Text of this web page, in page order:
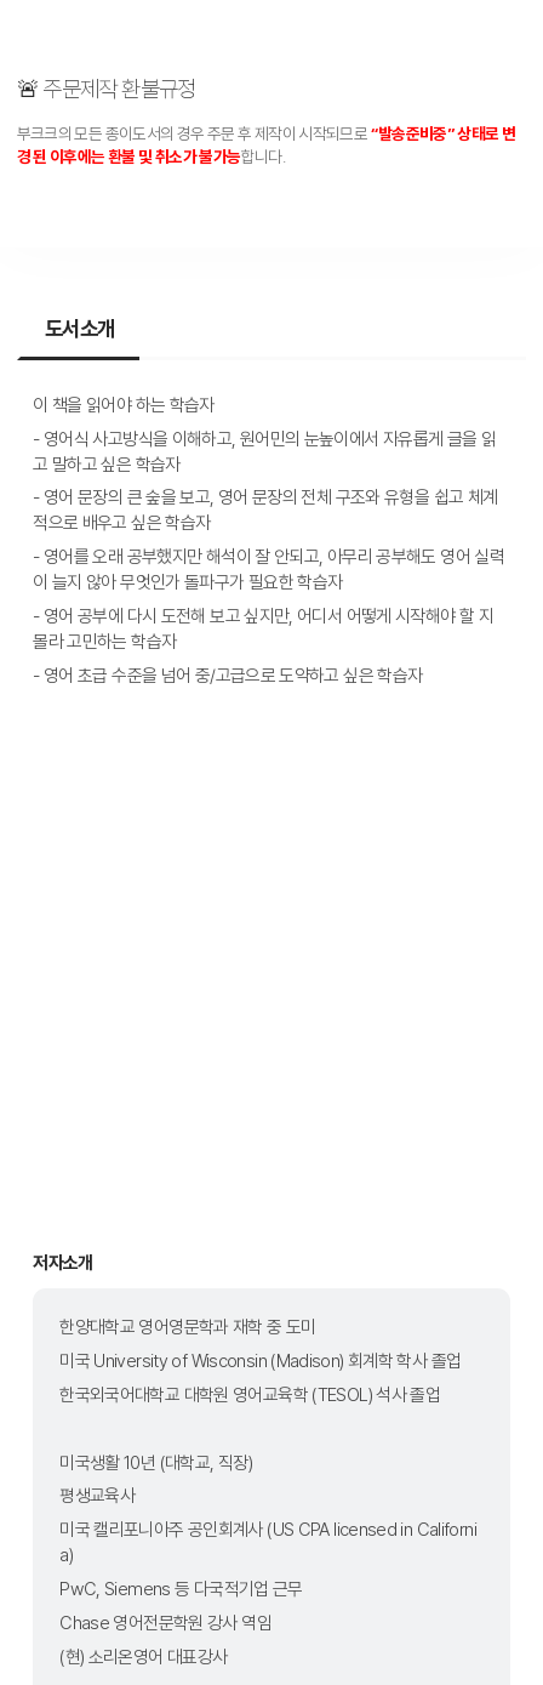
🚨 주문제작 환불규정
부크크의 모든 종이도서의 경우 주문 후 제작이 시작되므로 “발송준비중” 상태로 변
경 된 이후에는 환불 및 취소가 불가능합니다.
도서소개
이 책을 읽어야 하는 학습자
- 영어식 사고방식을 이해하고, 원어민의 눈높이에서 자유롭게 글을 읽
고 말하고 싶은 학습자
- 영어 문장의 큰 숲을 보고, 영어 문장의 전체 구조와 유형을 쉽고 체계
적으로 배우고 싶은 학습자
- 영어를 오래 공부했지만 해석이 잘 안되고, 아무리 공부해도 영어 실력
이 늘지 않아 무엇인가 돌파구가 필요한 학습자
- 영어 공부에 다시 도전해 보고 싶지만, 어디서 어떻게 시작해야 할 지
몰라 고민하는 학습자
- 영어 초급 수준을 넘어 중/고급으로 도약하고 싶은 학습자
저자소개
한양대학교 영어영문학과 재학 중 도미
한국외국어대학교 대학원 영어교육학 (TESOL) 석사 졸업
미국생활 10년 (대학교, 직장)
평생교육사
미국 캘리포니아주 공인회계사 (US CPA licensed in Californi
a)
PwC, Siemens 등 다국적기업 근무
Chase 영어전문학원 강사 역임
(현) 소리온영어 대표강사